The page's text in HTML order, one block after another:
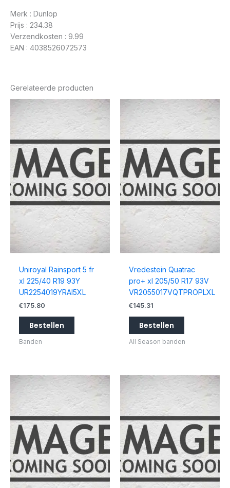
Merk : Dunlop
Prijs : 234.38
Verzendkosten : 9.99
EAN : 4038526072573
Gerelateerde producten
Uniroyal Rainsport 5 fr
xl 225/40 R19 93Y
UR2254019YRAI5XL
€175.80
Bestellen
Banden
Vredestein Quatrac
pro+ xl 205/50 R17 93V
VR2055017VQTPROPLXL
€145.31
Bestellen
All Season banden